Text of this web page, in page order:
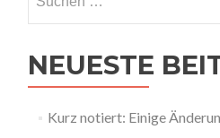
nach:
NEUESTE
Kurz notiert: Einige